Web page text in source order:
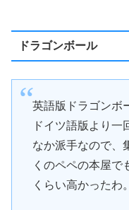
ドラゴンボール
英語版ドラゴンボ
ドイツ語版より一
なか派手なので、
くのペペの本屋で
くらい高かったわ